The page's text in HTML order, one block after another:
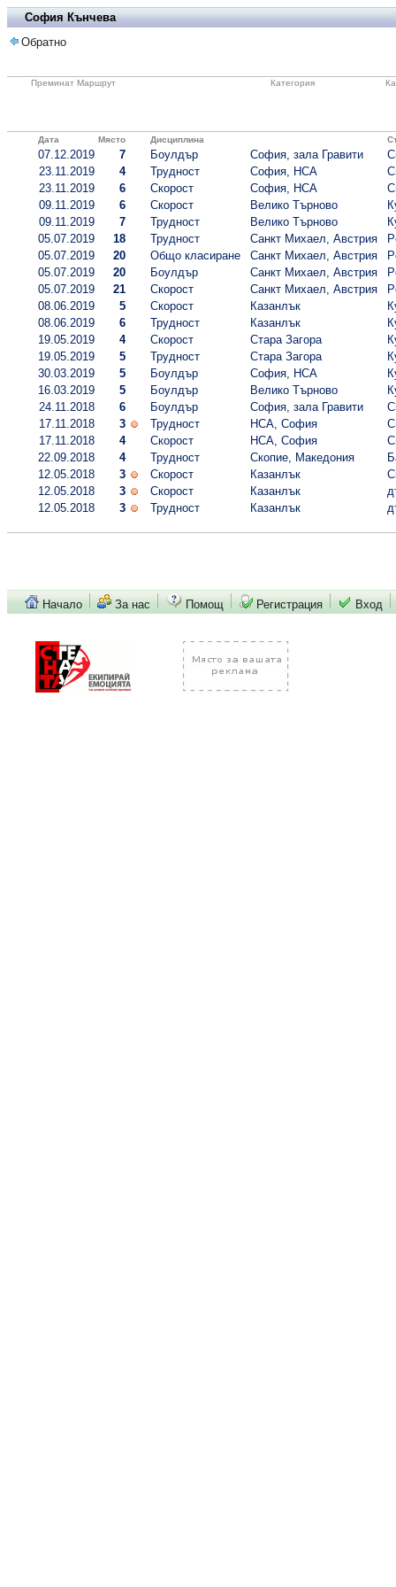
София Кънчева
Обратно
Преминат Маршрут Категория
Дата Място Дисциплина
07.12.2019 7 Боулдър София, зала Гравити
23.11.2019
4 Трудност София, НСА
23.11.2019
6 Скорост София, НСА
09.11.2019
6 Скорост Велико Търново
09.11.2019
7 Трудност Велико Търново
05.07.2019
18 Трудност Санкт Михаел, Австрия
05.07.2019
20 Общо класиране Санкт Михаел, Австрия
05.07.2019
20 Боулдър Санкт Михаел, Австрия
05.07.2019
21 Скорост Санкт Михаел, Австрия
08.06.2019
5 Скорост Казанлък
08.06.2019
6 Трудност Казанлък
19.05.2019
4 Скорост Стара Загора
19.05.2019
5 Трудност Стара Загора
30.03.2019
5 Боулдър София, НСА
16.03.2019
5 Боулдър Велико Търново
24.11.2018
6 Боулдър София, зала Гравити
17.11.2018
3 Трудност НСА, София
17.11.2018
4 Скорост НСА, София
22.09.2018
4 Трудност Скопие, Македония
12.05.2018
3 Скорост Казанлък
12.05.2018
3 Скорост Казанлък
12.05.2018
3 Трудност Казанлък
Начало За нас Помощ Регистрация Вход